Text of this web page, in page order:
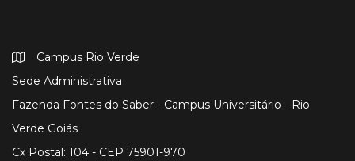
Campus Rio Verde
Sede Administrativa
Fazenda Fontes do Saber - Campus Universitário - Rio
Verde Goiás
Cx Postal: 104 - CEP 75901-970